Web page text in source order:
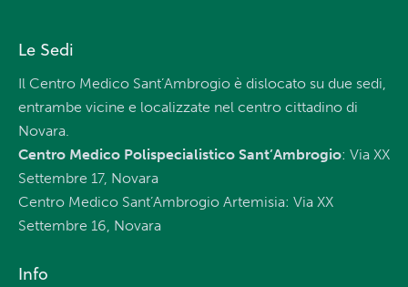
Le Sedi
Il Centro Medico Sant’Ambrogio è dislocato su due sedi,
entrambe vicine e localizzate nel centro cittadino di
Novara.
Centro Medico Polispecialistico Sant’Ambrogio: Via XX
Settembre 17, Novara
Centro Medico Sant’Ambrogio Artemisia: Via XX
Settembre 16, Novara
Info